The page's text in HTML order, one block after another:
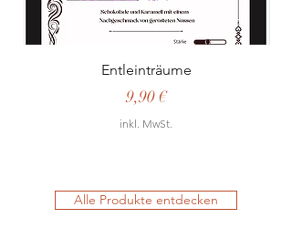
Entleinträume
Preis
9,90 €
inkl. MwSt.
Alle Produkte entdecken